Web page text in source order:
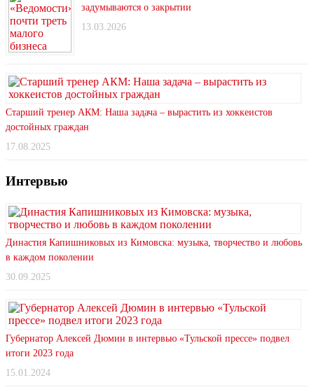
задумываются о закрытии
13.03.2026
Старший тренер АКМ: Наша задача – вырастить из хоккеистов
достойных граждан
17.08.2025
Интервью
Династия Капишниковых из Кимовска: музыка, творчество и любовь
в каждом поколении
30.09.2025
Губернатор Алексей Дюмин в интервью «Тульской прессе» подвел
итоги 2023 года
15.01.2024